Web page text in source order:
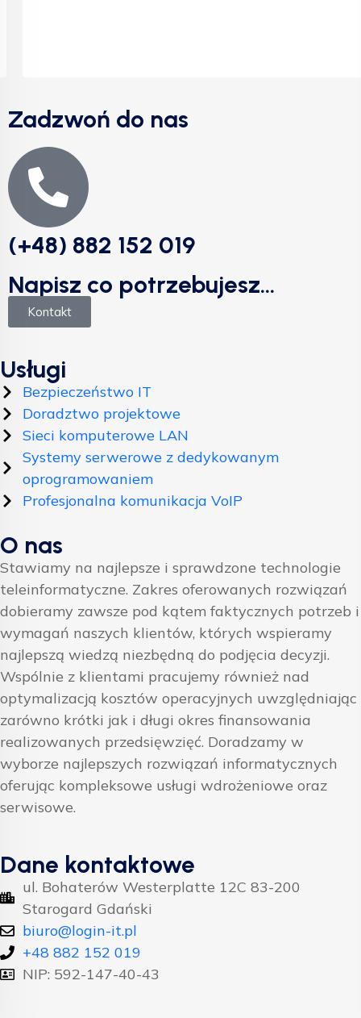
Zadzwoń do nas
(+48) 882 152 019
Napisz co potrzebujesz...
Kontakt
Usługi
Bezpieczeństwo IT
Doradztwo projektowe
Sieci komputerowe LAN
Systemy serwerowe z dedykowanym
oprogramowaniem
Profesjonalna komunikacja VoIP
O nas
Stawiamy na najlepsze i sprawdzone technologie
teleinformatyczne. Zakres oferowanych rozwiązań
dobieramy zawsze pod kątem faktycznych potrzeb i
wymagań naszych klientów, których wspieramy
najlepszą wiedzą niezbędną do podjęcia decyzji.
Wspólnie z klientami pracujemy również nad
optymalizacją kosztów operacyjnych uwzględniając
zarówno krótki jak i długi okres finansowania
realizowanych przedsięwzięć. Doradzamy w
wyborze najlepszych rozwiązań informatycznych
oferując kompleksowe usługi wdrożeniowe oraz
serwisowe.
Dane kontaktowe
ul. Bohaterów Westerplatte 12C 83-200
Starogard Gdański
biuro@login-it.pl
+48 882 152 019
NIP: 592-147-40-43